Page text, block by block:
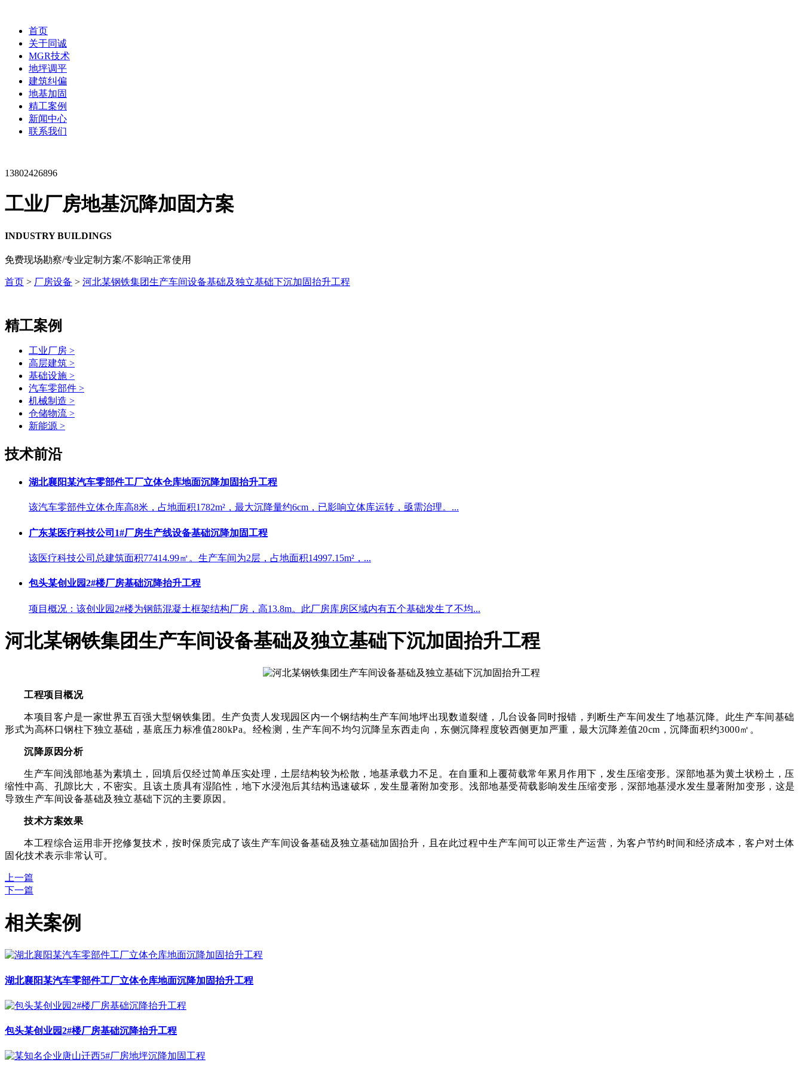
首页
关于同诚
MGR技术
地坪调平
建筑纠偏
地基加固
精工案例
新闻中心
联系我们
13802426896
工业厂房地基沉降加固方案
INDUSTRY BUILDINGS
免费现场勘察/专业定制方案/不影响正常使用
首页 > 厂房设备 > 河北某钢铁集团生产车间设备基础及独立基础下沉加固抬升工程
精工案例
工业厂房 >
高层建筑 >
基础设施 >
汽车零部件 >
机械制造 >
仓储物流 >
新能源 >
技术前沿
湖北襄阳某汽车零部件工厂立体仓库地面沉降加固抬升工程
该汽车零部件立体仓库高8米，占地面积1782m²，最大沉降量约6cm，已影响立体库运转，亟需治理。...
广东某医疗科技公司1#厂房生产线设备基础沉降加固工程
该医疗科技公司总建筑面积77414.99㎡。生产车间为2层，占地面积14997.15m²，...
包头某创业园2#楼厂房基础沉降抬升工程
项目概况：该创业园2#楼为钢筋混凝土框架结构厂房，高13.8m。此厂房库房区域内有五个基础发生了不均...
河北某钢铁集团生产车间设备基础及独立基础下沉加固抬升工程
工程项目概况
本项目客户是一家世界五百强大型钢铁集团 。 生产负责人发现园区内一个钢结构生产车间地坪出现数道裂缝，几台设备同时报错，判断生产车间发生了地基沉降。此生产车间基础
形式为高杯口钢柱下独立基础，基底压力标准值280kPa。经检测，生产车间不均匀沉降呈东西走向，东侧沉降程度较西侧更加严重，最大沉降差值20cm，沉降面积约3000㎡。
沉降原因分析
生产车间浅部地基为素填土，回填后仅经过简单压实处理，土层结构较为松散，地基承载力不足。在自重和上覆荷载常年累月作用下，发生压缩变形。深部地基为黄土状粉土，压
缩性中高、孔隙比大，不密实。且该土质具有湿陷性，地下水浸泡后其结构迅速破坏，发生显著附加变形。浅部地基受荷载影响发生压缩变形，深部地基浸水发生显著附加变形，这是
导致生产车间设备基础及独立基础下沉的主要原因。
技术方案效果
本工程综合运用非开挖修复技术，按时保质完成了该生产车间设备基础及独立基础加固抬升，且在此过程中生产车间可以正常生产运营，为客户节约时间和经济成本，客户对土体
固化技术表示非常认可。
上一篇
下一篇
相关案例
湖北襄阳某汽车零部件工厂立体仓库地面沉降加固抬升工程
包头某创业园2#楼厂房基础沉降抬升工程